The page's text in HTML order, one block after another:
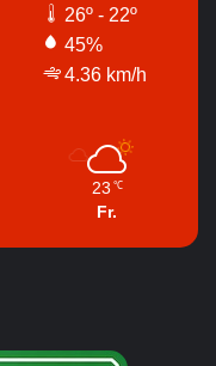
26º - 22º
45%
4.36 km/h
23 ℃
Fr.